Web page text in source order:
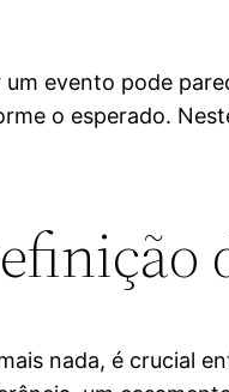
um evento pode
o esperado.
nada, é crucial